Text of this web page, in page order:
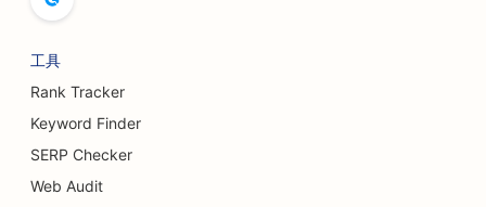
工具
Rank Tracker
Keyword Finder
SERP Checker
Web Audit